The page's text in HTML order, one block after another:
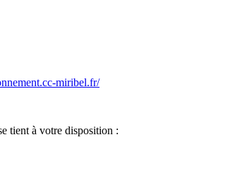
miribel.fr/
tient à votre disposition :